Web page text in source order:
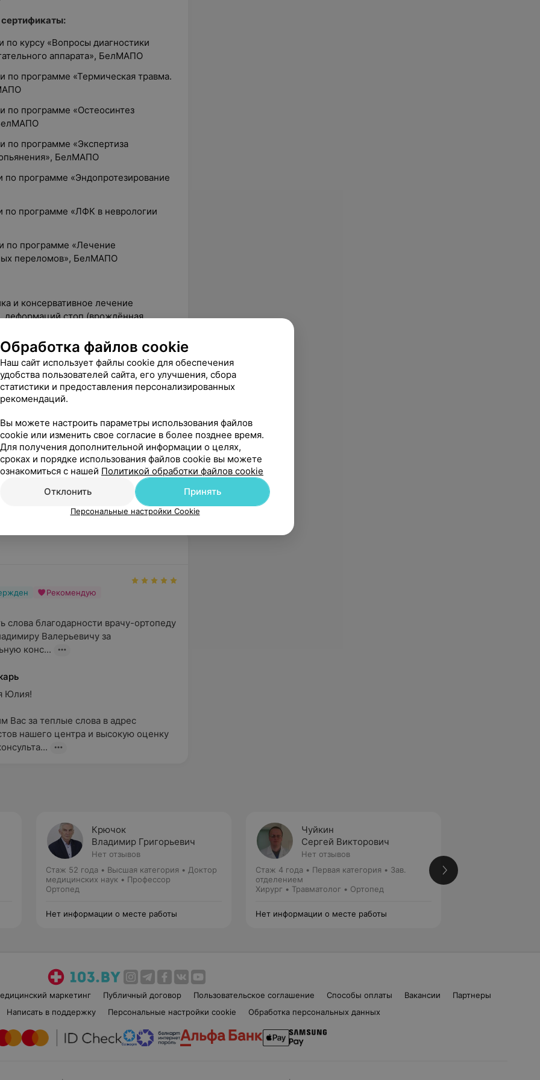
курсу «Вопросы диагностики
аппарата», БелМАПО
программе «Термическая травма.
программе «Остеосинтез
программе «Экспертиза
БелМАПО
программе «Эндопротезирование
программе «ЛФК в неврологии
по программе «Лечение
переломов», БелМАПО
и консервативное лечение
деформаций стоп (врождённая
и мышечной кривошеи.
позвоночника (нарушения осанки,
функции опорно-двигательного
приобретенные ортопедические
заболевания суставов,
консультации по вопросам
детей с рождения
опорно-двигательного
Рекомендую
слова благодарности врачу-ортопеду
Валерьевичу за
конс...
Юлия!
Вас за теплые слова в адрес
нашего центра и высокую оценку
Крючок
Владимир Григорьевич
Нет отзывов
Стаж 52 года • Высшая категория • Доктор
медицинских наук • Профессор
Ортопед
Нет информации о месте работы
Чуйкин
Сергей Викторович
Нет отзывов
Стаж 4 года • Первая категория • Зав.
отделением
Хирург • Травматолог • Ортопед
Нет информации о месте работы
маркетинг Публичный договор Пользовательское соглашение Способы оплаты Вакансии
Партнеры
Написать в поддержку Персональные настройки cookie Обработка персональных данных
Обработка файлов cookie
Наш сайт использует файлы cookie для обеспечения
удобства пользователей сайта, его улучшения, сбора
статистики и предоставления персонализированных
рекомендаций.
Вы можете настроить параметры использования файлов
cookie или изменить свое согласие в более позднее время.
Для получения дополнительной информации о целях,
сроках и порядке использования файлов cookie вы можете
ознакомиться с нашей Политикой обработки файлов cookie
Отклонить
Принять
Персональные настройки Cookie